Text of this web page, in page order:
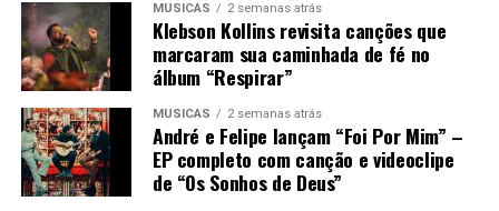
MÚSICAS 2 semanas atrás
Klebson Kollins revisita canções que
marcaram sua caminhada de fé no
álbum “Respirar”
MÚSICAS 2 semanas atrás
André e Felipe lançam “Foi Por Mim” –
EP completo com canção e videoclipe
de “Os Sonhos de Deus”